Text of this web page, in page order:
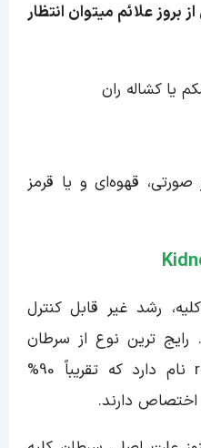
بروز علائم میتوان انتظار
یا کشاله ران
قهوه‌ای و یا قرمز
رشد غیر قابل کنترل
ترین نوع از سرطان
کلیه renal cell carcinoma نام دارد که تقریباً 90%
دارند.